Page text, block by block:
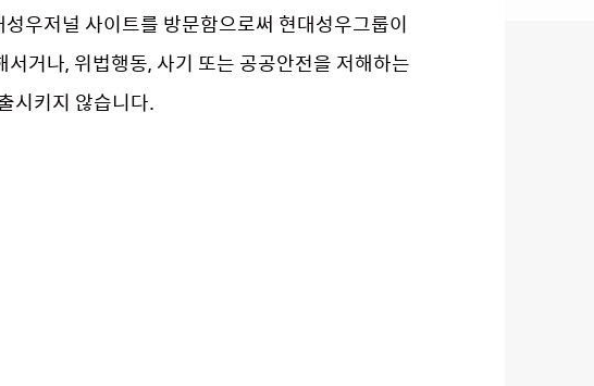
우저널 사이트를 방문함으로써 현대성우그룹이
거나, 위법행동, 사기 또는 공공안전을 저해하는
시키지 않습니다.